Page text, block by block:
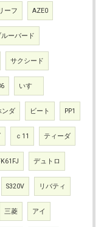
ーフ AZE0
ルーバード
サクシード
いすゞ
ンダ ビート PP1
ｃ11 ティーダ
デュトロ
S320V リバティ
三菱 アイ